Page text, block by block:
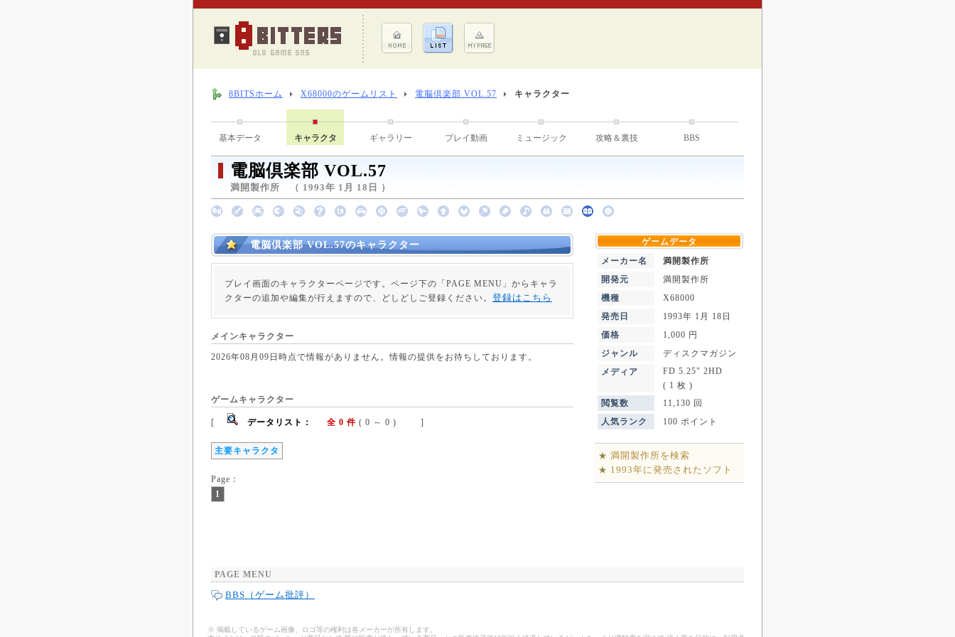
8BITSホーム X68000のゲームリスト 電脳倶楽部 VOL.57 キャラクター
基本データ キャラクタ ギャラリー プレイ動画 ミュージック 攻略＆裏技 BBS
電脳倶楽部 VOL.57
満開製作所 （ 1993年 1月 18日 ）
電脳倶楽部 VOL.57のキャラクター
プレイ画面のキャラクターページです。ページ下の「PAGE MENU」からキャラ
クターの追加や編集が行えますので、どしどしご登録ください。 登録はこちら
メインキャラクター
2026年08月09日時点で情報がありません。情報の提供をお待ちしております。
ゲームキャラクター
[ データリスト： 全 0 件 ( 0 ～ 0 ) ]
主要キャラクタ
Page：
1
ゲームデータ
メーカー名
満開製作所
開発元
満開製作所
機種
X68000
発売日
1993年 1月 18日
価格
1,000 円
ジャンル
ディスクマガジン
メディア
FD 5.25" 2HD
( 1 枚 )
閲覧数
11,130 回
人気ランク
100 ポイント
★ 満開製作所を検索
★ 1993年に発売されたソフト
PAGE MENU
BBS（ゲーム批評）
※ 掲載しているゲーム画像、ロゴ等の権利は各メーカーが所有します。